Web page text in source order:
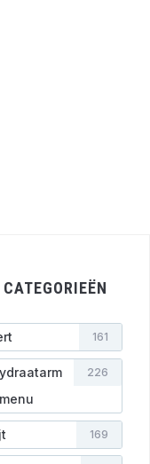
161
226
169